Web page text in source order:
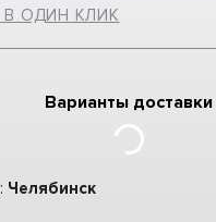
В ОДИН КЛИК
Варианты доставки
Челябинск